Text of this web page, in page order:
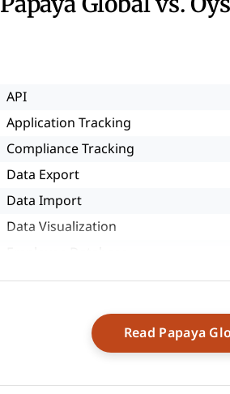
API
Application Tracking
Compliance Tracking
Data Export
Data Import
Data Visualization
Employee Onboarding
Multi-Currency
Notifications
Read Papaya